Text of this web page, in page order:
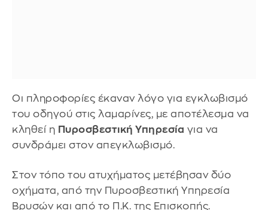
Οι πληροφορίες έκαναν λόγο για εγκλωβισμό
του οδηγού στις λαμαρίνες, με αποτέλεσμα να
κληθεί η Πυροσβεστική Υπηρεσία για να
συνδράμει στον απεγκλωβισμό.
Στον τόπο του ατυχήματος μετέβησαν δύο
οχήματα, από την Πυροσβεστική Υπηρεσία
Βρυσών και από το Π.Κ. της Επισκοπής.